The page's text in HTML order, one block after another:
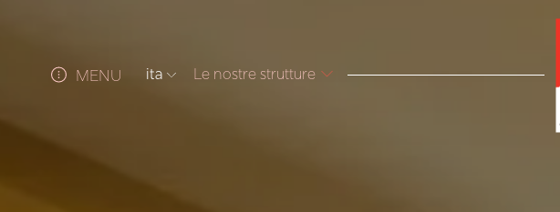
MENU ita Le nostre strutture